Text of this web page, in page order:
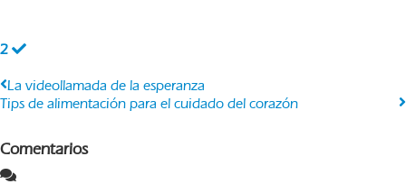
2
La videollamada de la esperanza
Tips de alimentación para el cuidado del corazón
Comentarios